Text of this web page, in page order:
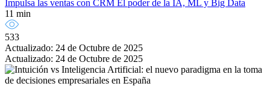
Impulsa las ventas con CRM El poder de la IA, ML y Big Data
11 min
533
Actualizado: 24 de Octubre de 2025
Actualizado: 24 de Octubre de 2025